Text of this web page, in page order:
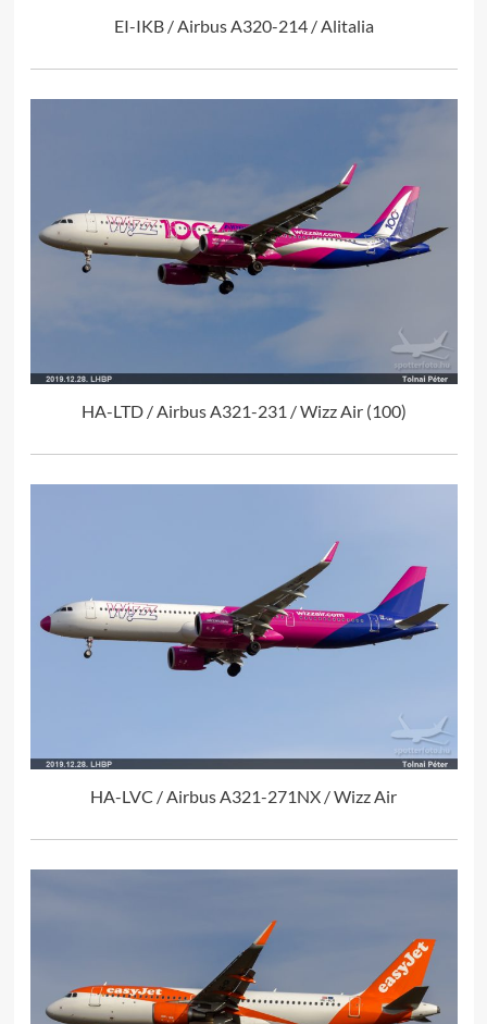
EI-IKB / Airbus A320-214 / Alitalia
HA-LTD / Airbus A321-231 / Wizz Air (100)
HA-LVC / Airbus A321-271NX / Wizz Air